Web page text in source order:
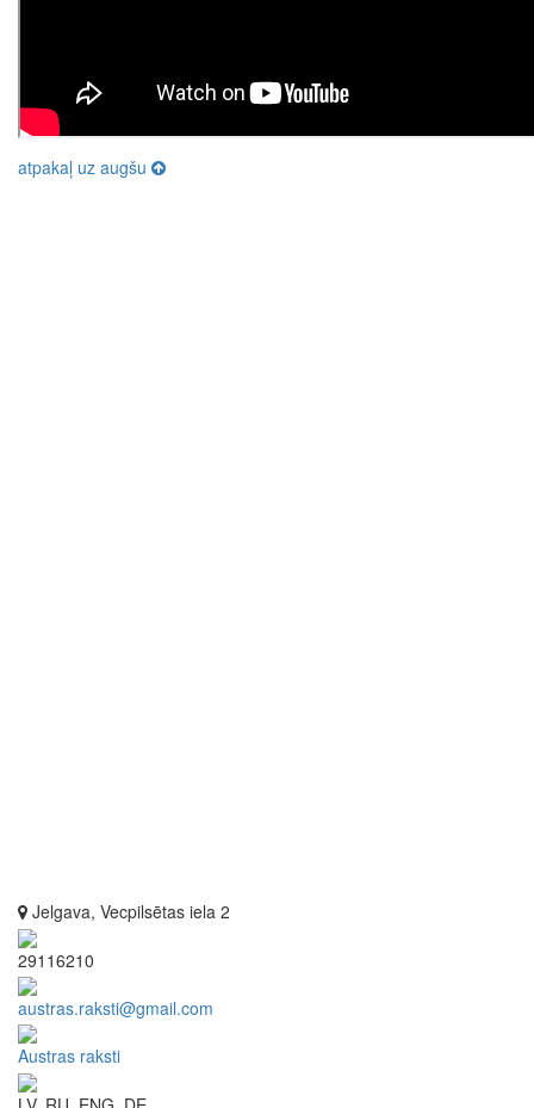
atpakaļ uz augšu
Jelgava, Vecpilsētas iela 2
29116210
austras.raksti@gmail.com
Austras raksti